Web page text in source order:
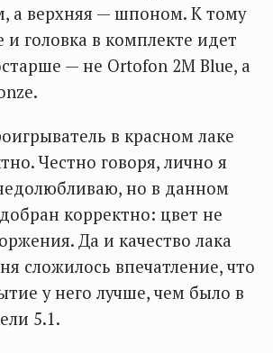
а верхняя — шпоном. К тому
и головка в комплекте идет
— не Ortofon 2M Blue, а
в красном лаке
Честно говоря, лично я
но в данном
корректно: цвет не
Да и качество лака
сложилось впечатление, что
у него лучше, чем было в
5.1.